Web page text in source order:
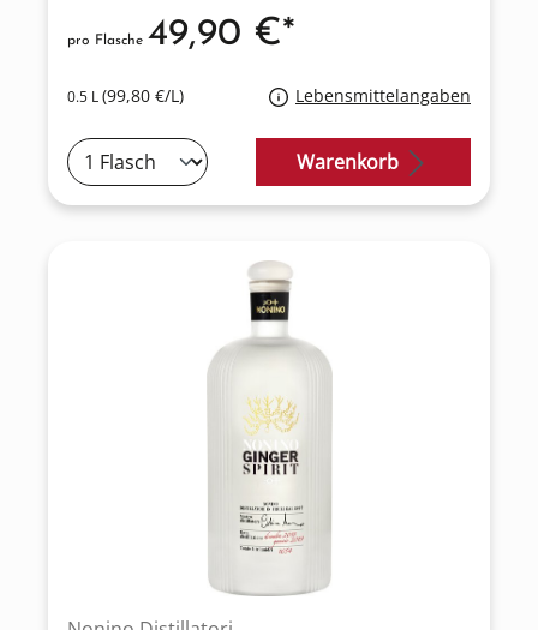
0.5 L(99,80 €/L) Lebensmittelangaben
pro Flasche 49,90 €*
Warenkorb